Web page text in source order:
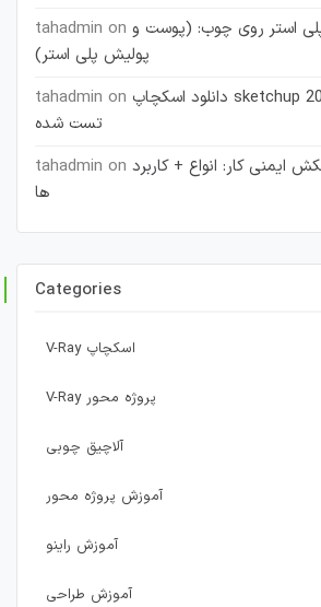
tahadmin on استر روی چوب: (پوست و
پولیش پلی استر)
tahadmin on دانلود اسکچاپ sketchup 2019 + کرک 100%
تست شده
tahadmin on ایمنی کار: انواع + کاربرد
ها
Categories
V-Ray اسکچاپ
V-Ray پروژه محور
آلاچیق چوبی
آموزش پروژه محور
آموزش راینو
آموزش طراحی